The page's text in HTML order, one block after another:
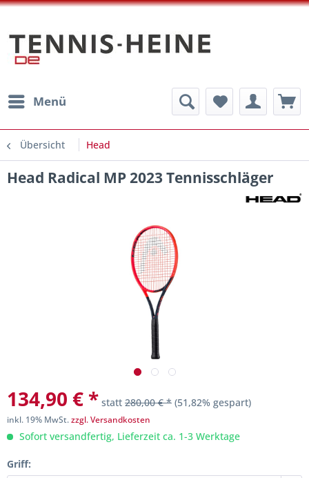
Menü
Übersicht Head
Head Radical MP 2023 Tennisschläger
134,90 € * statt 280,00 € * (51,82% gespart)
inkl. 19% MwSt.zzgl. Versandkosten
Sofort versandfertig, Lieferzeit ca. 1-3 Werktage
Griff: